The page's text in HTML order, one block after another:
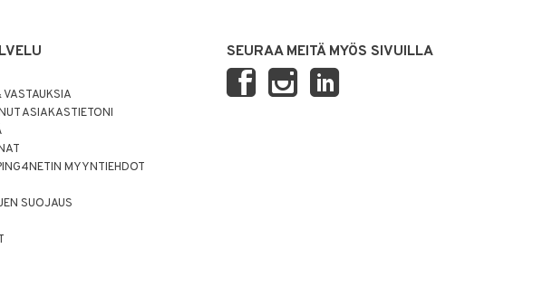
ASIAKASTIETONI
MYYNTIEHDOT
SUOJAUS
SEURAA MEITÄ MYÖS SIVUILLA